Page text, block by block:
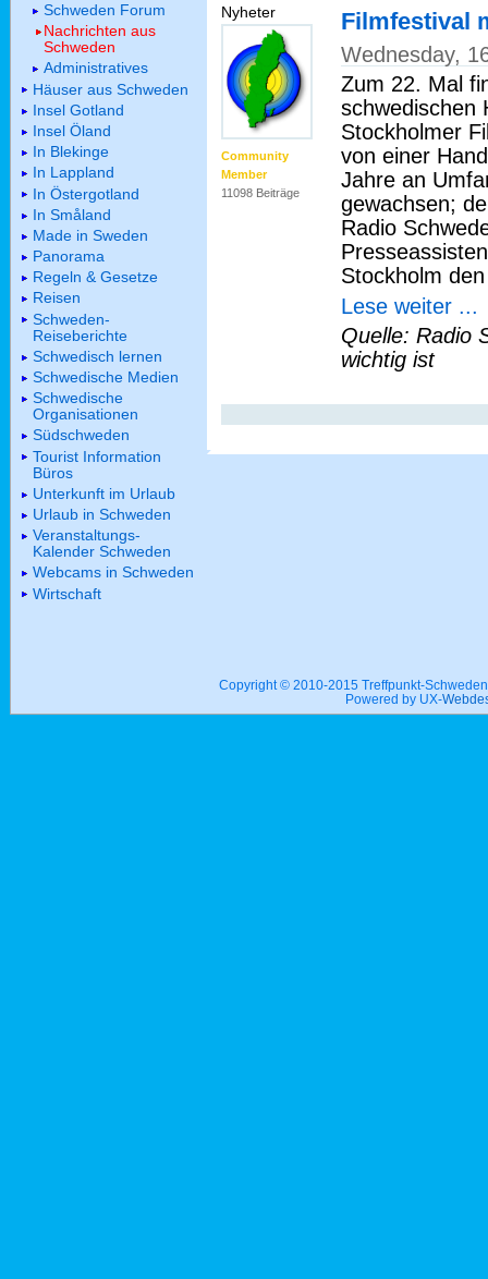
Nyheter
Community
Member
11098 Beiträge
Filmfestival
Wednesday,
Zum 22. Mal
schwedischen
Stockholmer
von einer
Jahre an
gewachsen;
Radio
Stockholm
Lese weiter ...
Quelle: Radio
wichtig ist
Schweden Forum
Nachrichten aus
Schweden
Administratives
Häuser aus Schweden
Insel Gotland
Insel Öland
In Blekinge
In Lappland
In Östergotland
In Småland
Made in Sweden
Panorama
Regeln & Gesetze
Reisen
Schweden-
Reiseberichte
Schwedisch lernen
Schwedische Medien
Schwedische
Organisationen
Südschweden
Tourist Information
Büros
Unterkunft im Urlaub
Urlaub in Schweden
Veranstaltungs-
Kalender Schweden
Webcams in Schweden
Wirtschaft
Copyright © 2010-2015 Treffpunkt-
Powered by UX-